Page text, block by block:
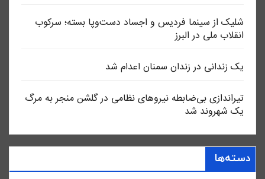
شلیک از سینما فردیس و اجساد دست‌وپا بسته؛ سرکوب
انقلاب ملی در البرز
یک زندانی در زندان سمنان اعدام شد
تیراندازی بی‌ضابطه نیروهای نظامی در گلشن منجر به مرگ
یک شهروند شد
دسته‌ها